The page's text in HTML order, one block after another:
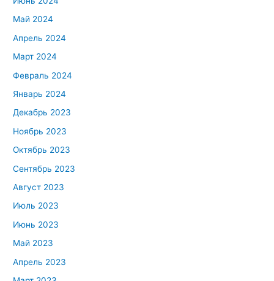
Май 2024
Апрель 2024
Март 2024
Февраль 2024
Январь 2024
Декабрь 2023
Ноябрь 2023
Октябрь 2023
Сентябрь 2023
Август 2023
Июль 2023
Июнь 2023
Май 2023
Апрель 2023